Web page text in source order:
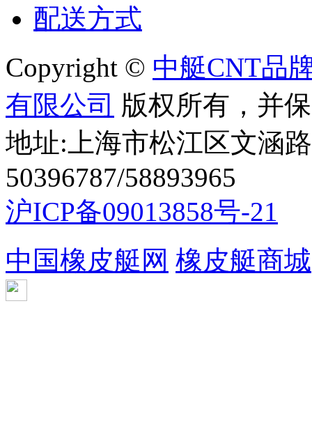
配送方式
Copyright © 中艇CNT品
有限公司 版权所有，并
地址:上海市松江区文涵
50396787/58893965
沪ICP备09013858号-21
中国橡皮艇网 橡皮艇商城